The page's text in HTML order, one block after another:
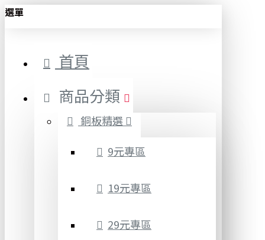
選單
首頁
商品分類
銅板精選
9元專區
19元專區
29元專區